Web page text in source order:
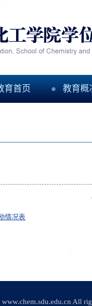
育首页 教育概
情况表
All